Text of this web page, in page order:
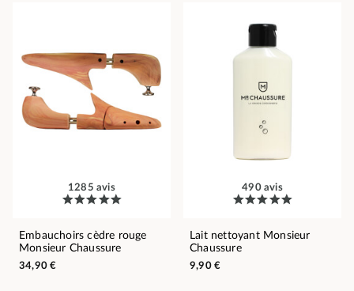
1285 avis
Embauchoirs cèdre rouge
Monsieur Chaussure
34,90 €
490 avis
Lait nettoyant Monsieur
Chaussure
9,90 €